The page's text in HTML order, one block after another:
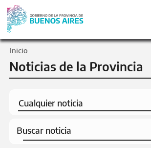
Inicio
Noticias de la Provincia